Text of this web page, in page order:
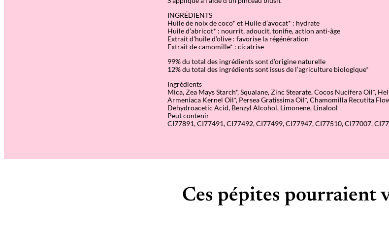
INGRÉDIENTS
Huile de noix de coco* et Huile d’avocat* : hydrate
Huile d’abricot* : nourrit, adoucit, tonifie, action anti-âge
Extrait d’huile d’olive : favorise la régénération
Extrait de camomille* : cicatrise
99% du total des ingrédients sont d’origine naturelle
12% du total des ingrédients sont issus de l’agriculture biologique*
Ingrédients
Mica, Zea Mays Starch*, Squalane, Zinc Stearate, Cocos Nucifera Oil*,
Armeniaca Kernel Oil*, Persea Gratissima Oil*, Chamomilla Recutita
Dehydroacetic Acid, Benzyl Alcohol, Limonene, Linalool
Peut contenir
CI77891, CI77491, CI77492, CI77499, CI77947, CI77510, CI77007,
Ces pépites pourraient